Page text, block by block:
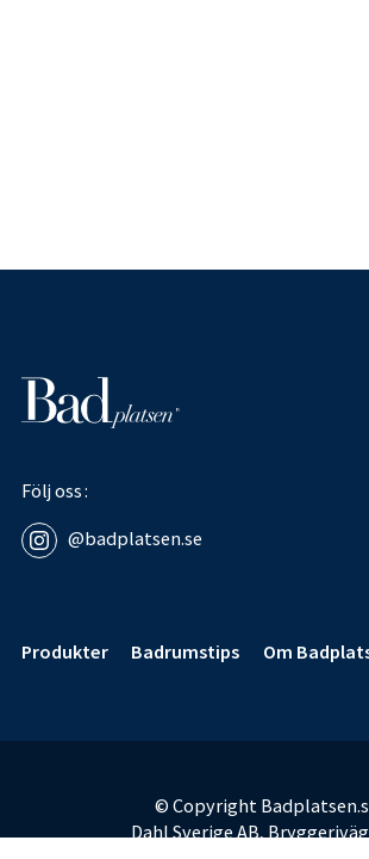
Följ oss
@badplatsen.se
Produkter
Badrumstips Om
© Copyright
Dahl Sverige AB,